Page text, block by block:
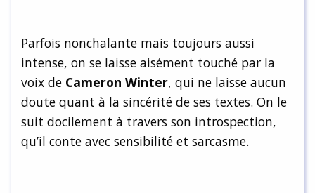
Parfois nonchalante mais toujours aussi
intense, on se laisse aisément touché par la
voix de Cameron Winter, qui ne laisse aucun
doute quant à la sincérité de ses textes. On le
suit docilement à travers son introspection,
qu’il conte avec sensibilité et sarcasme.